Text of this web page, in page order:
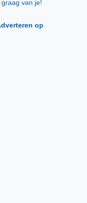
van je!
op